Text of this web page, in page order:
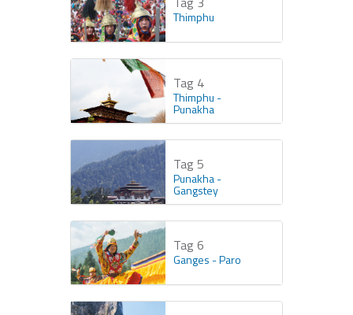
Thimphu
Tag 4
Thimphu -
Punakha
Tag 5
Punakha -
Gangstey
Tag 6
Ganges - Paro